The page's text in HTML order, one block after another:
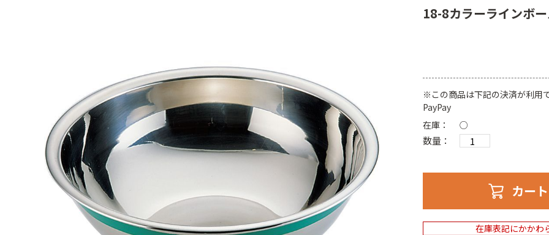
18-8カラーラインボ
※この商品は下記の決済が利用
PayPay
在庫：
○
数量：
カー
在庫表記にかかわ